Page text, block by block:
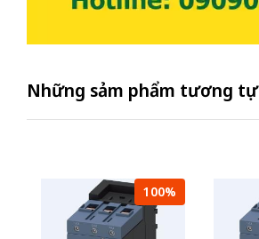
Những sảm phẩm tương tự
100%